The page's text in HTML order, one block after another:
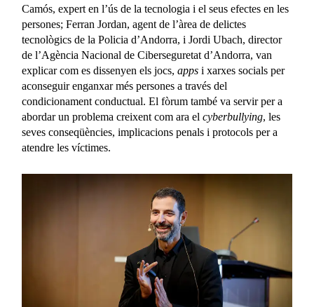
Camós, expert en l’ús de la tecnologia i el seus efectes en les
persones; Ferran Jordan, agent de l’àrea de delictes
tecnològics de la Policia d’Andorra, i Jordi Ubach, director
de l’Agència Nacional de Ciberseguretat d’Andorra, van
explicar com es dissenyen els jocs,appsi xarxes socials per
aconseguir enganxar més persones a través del
condicionament conductual. El fòrum també va servir per a
abordar un problema creixent com ara elcyberbullying, les
seves conseqüències, implicacions penals i protocols per a
atendre les víctimes.